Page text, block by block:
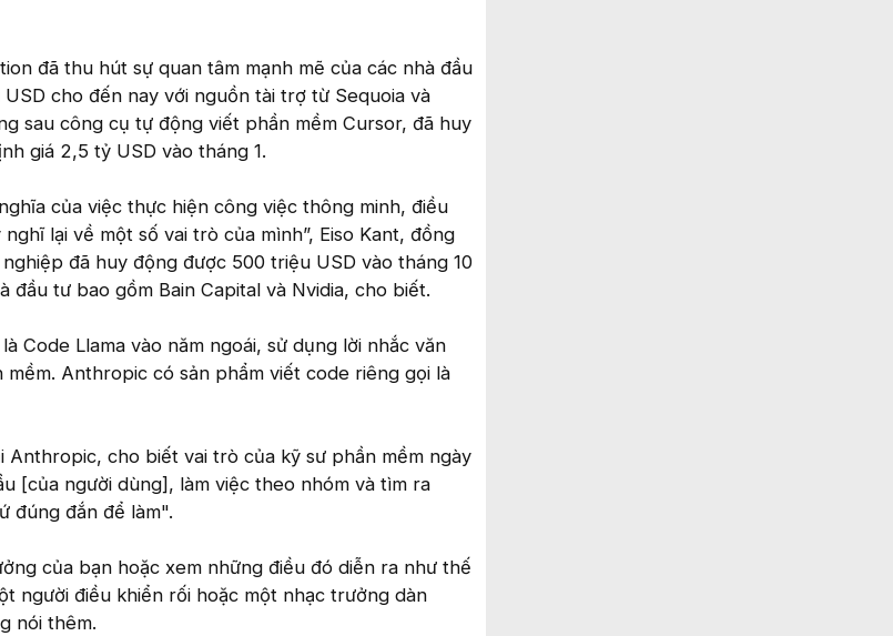
đã thu hút sự quan tâm mạnh mẽ của các nhà đầu
cho đến nay với nguồn tài trợ từ Sequoia và
sau công cụ tự động viết phần mềm Cursor, đã huy
giá 2,5 tỷ USD vào tháng 1.
của việc thực hiện công việc thông minh, điều
lại về một số vai trò của mình”, Eiso Kant, đồng
đã huy động được 500 triệu USD vào tháng 10
đầu tư bao gồm Bain Capital và Nvidia, cho biết.
Code Llama vào năm ngoái, sử dụng lời nhắc văn
Anthropic có sản phẩm viết code riêng gọi là
Anthropic, cho biết vai trò của kỹ sư phần mềm ngày
[của người dùng], làm việc theo nhóm và tìm ra
đúng đắn để làm".
của bạn hoặc xem những điều đó diễn ra như thế
người điều khiển rối hoặc một nhạc trưởng dàn
nói thêm.